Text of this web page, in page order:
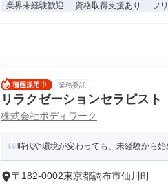
業界未経験歓迎 資格取得支援あり フ
業務委託
リラクゼーションセラピスト
株式会社ボディワーク
時代や環境が変わっても、未経験から
〒182-0002東京都調布市仙川町